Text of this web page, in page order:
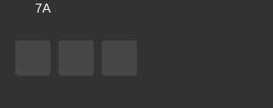
7А